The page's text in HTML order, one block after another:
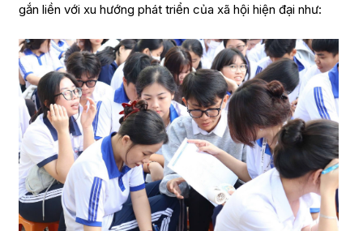
gắn liền với xu hướng phát triển của xã hội hiện đại như: